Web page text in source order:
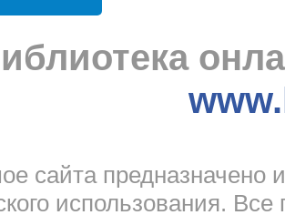
сайта предназначено
использования.